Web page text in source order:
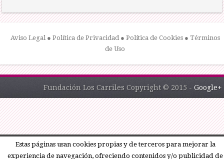
Aviso Legal● Política de Privacidad● Política de Cookies● Términos
de Uso
Fundación Los Carriles Copyright © 2015 - Google+
Estas páginas usan cookies propias y de terceros para mejorar la
experiencia de navegación, ofreciendo contenidos y/o publicidad de